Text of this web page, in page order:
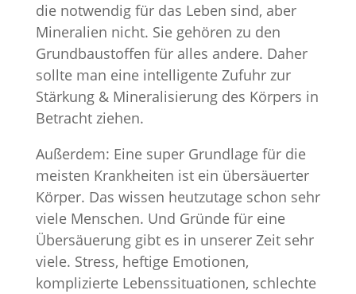
die notwendig für das Leben sind, aber
Mineralien nicht. Sie gehören zu den
Grundbaustoffen für alles andere. Daher
sollte man eine intelligente Zufuhr zur
Stärkung & Mineralisierung des Körpers in
Betracht ziehen.
Außerdem: Eine super Grundlage für die
meisten Krankheiten ist ein übersäuerter
Körper. Das wissen heutzutage schon sehr
viele Menschen. Und Gründe für eine
Übersäuerung gibt es in unserer Zeit sehr
viele. Stress, heftige Emotionen,
komplizierte Lebenssituationen, schlechte